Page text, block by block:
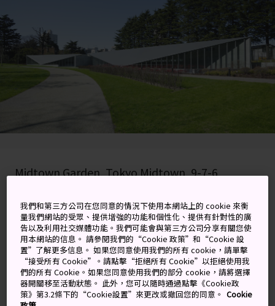
Midtown Garden, Tokyo Midtown, 9-7-6
在 Google 地圖上檢視
取得轉乘資訊
關鍵字 地圖
我們和第三方公司在您同意的情況下使用本網站上的 cookie 來衡
量我們網站的受眾、提供增強的功能和個性化、提供有針對性的廣
告以及利用社交媒體功能。我們可能會與第三方公司分享有關您使
用本網站的信息。 請參閱我們的“Cookie 政策”和“Cookie 設
置”了解更多信息。 如果您同意使用我們的所有 cookie，請單擊
“接受所有 Cookie”。請點擊“拒絕所有 Cookie”以拒絕使用我
們的所有 Cookie。如果您同意使用我們的部分 cookie，請將選擇
器開關移至活動狀態。 此外，您可以隨時通過點擊《Cookie政
策》第3.2條下的“Cookie設置”來更改或撤回您的同意。 Cookie